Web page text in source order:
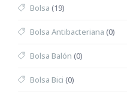
Bolsa (19)
Bolsa Antibacteriana (0)
Bolsa Balón (0)
Bolsa Bici (0)